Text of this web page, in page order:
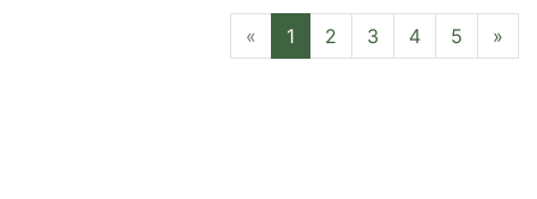
« Previous
1 2 3 4 5 »